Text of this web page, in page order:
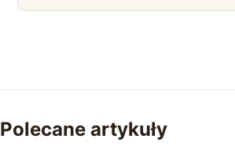
Polecane artykuły